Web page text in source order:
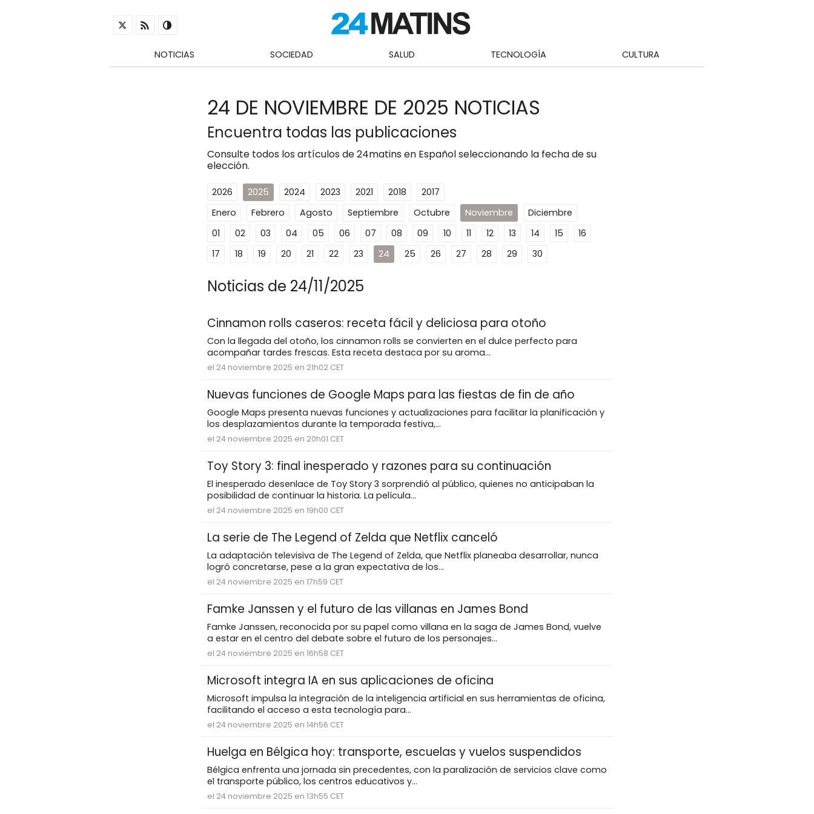
NOTICIAS SOCIEDAD SALUD TECNOLOGÍA CULTURA
24 DE NOVIEMBRE DE 2025 NOTICIAS
Encuentra todas las publicaciones
Consulte todos los artículos de 24matins en Español seleccionando la fecha de su
elección.
2026 2025 2024 2023 2021 2018
2017
Enero
Febrero Agosto Septiembre Octubre Noviembre
Diciembre
01
02 03 04 05 06 07 08 09 10 11 12 13 14 15
16
17
18 19 20 21 22 23 24 25 26 27 28 29 30
Noticias de 24/11/2025
Cinnamon rolls caseros: receta fácil y deliciosa para otoño
Con la llegada del otoño, los cinnamon rolls se convierten en el dulce perfecto para
acompañar tardes frescas. Esta receta destaca por su aroma...
el 24 noviembre 2025 en 21h02 CET
Nuevas funciones de Google Maps para las fiestas de fin de año
Google Maps presenta nuevas funciones y actualizaciones para facilitar la planificación y
los desplazamientos durante la temporada festiva,...
el 24 noviembre 2025 en 20h01 CET
Toy Story 3: final inesperado y razones para su continuación
El inesperado desenlace de Toy Story 3 sorprendió al público, quienes no anticipaban la
posibilidad de continuar la historia. La película...
el 24 noviembre 2025 en 19h00 CET
La serie de The Legend of Zelda que Netflix canceló
La adaptación televisiva de The Legend of Zelda, que Netflix planeaba desarrollar, nunca
logró concretarse, pese a la gran expectativa de los...
el 24 noviembre 2025 en 17h59 CET
Famke Janssen y el futuro de las villanas en James Bond
Famke Janssen, reconocida por su papel como villana en la saga de James Bond, vuelve
a estar en el centro del debate sobre el futuro de los personajes...
el 24 noviembre 2025 en 16h58 CET
Microsoft integra IA en sus aplicaciones de oficina
Microsoft impulsa la integración de la inteligencia artificial en sus herramientas de oficina,
facilitando el acceso a esta tecnología para...
el 24 noviembre 2025 en 14h56 CET
Huelga en Bélgica hoy: transporte, escuelas y vuelos suspendidos
Bélgica enfrenta una jornada sin precedentes, con la paralización de servicios clave como
el transporte público, los centros educativos y...
el 24 noviembre 2025 en 13h55 CET